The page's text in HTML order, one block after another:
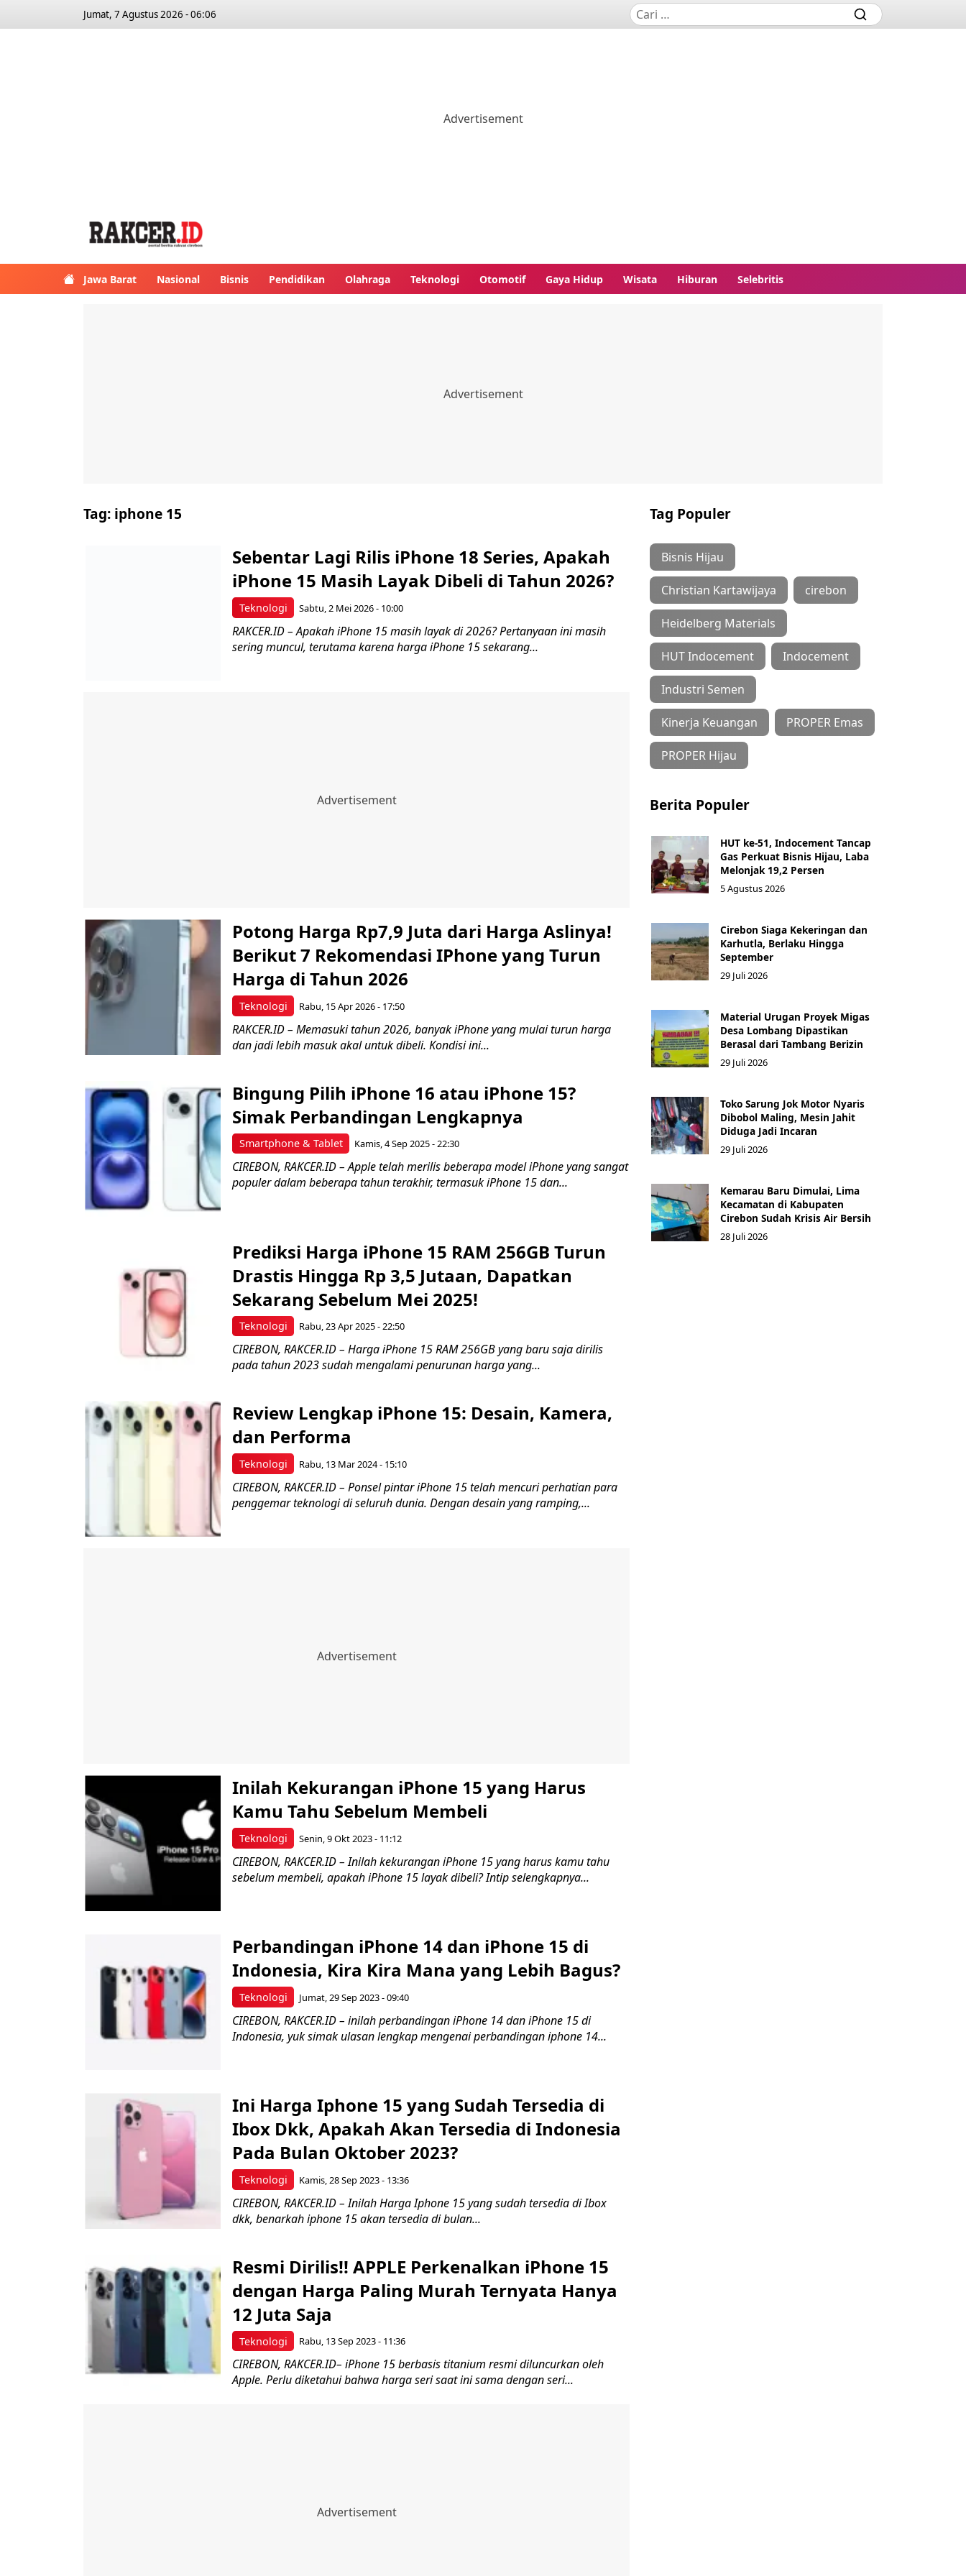
Jumat, 7 Agustus 2026 - 06:06
Jawa Barat Nasional Bisnis Pendidikan Olahraga Teknologi Otomotif Gaya Hidup Wisata Hiburan Selebritis
Tag: iphone 15
Teknologi
Sebentar Lagi Rilis iPhone 18 Series, Apakah
iPhone 15 Masih Layak Dibeli di Tahun 2026?
Sabtu, 2 Mei 2026 - 10:00
RAKCER.ID – Apakah iPhone 15 masih layak di 2026? Pertanyaan ini masih
sering muncul, terutama karena harga iPhone 15 sekarang...
Teknologi
Potong Harga Rp7,9 Juta dari Harga Aslinya!
Berikut 7 Rekomendasi IPhone yang Turun
Harga di Tahun 2026
Rabu, 15 Apr 2026 - 17:50
RAKCER.ID – Memasuki tahun 2026, banyak iPhone yang mulai turun harga
dan jadi lebih masuk akal untuk dibeli. Kondisi ini...
Smartphone & Tablet
Bingung Pilih iPhone 16 atau iPhone 15?
Simak Perbandingan Lengkapnya
Kamis, 4 Sep 2025 - 22:30
CIREBON, RAKCER.ID – Apple telah merilis beberapa model iPhone yang sangat
populer dalam beberapa tahun terakhir, termasuk iPhone 15 dan...
Teknologi
Prediksi Harga iPhone 15 RAM 256GB Turun
Drastis Hingga Rp 3,5 Jutaan, Dapatkan
Sekarang Sebelum Mei 2025!
Rabu, 23 Apr 2025 - 22:50
CIREBON, RAKCER.ID – Harga iPhone 15 RAM 256GB yang baru saja dirilis
pada tahun 2023 sudah mengalami penurunan harga yang...
Teknologi
Review Lengkap iPhone 15: Desain, Kamera,
dan Performa
Rabu, 13 Mar 2024 - 15:10
CIREBON, RAKCER.ID – Ponsel pintar iPhone 15 telah mencuri perhatian para
penggemar teknologi di seluruh dunia. Dengan desain yang ramping,...
Teknologi
Inilah Kekurangan iPhone 15 yang Harus
Kamu Tahu Sebelum Membeli
Senin, 9 Okt 2023 - 11:12
CIREBON, RAKCER.ID – Inilah kekurangan iPhone 15 yang harus kamu tahu
sebelum membeli, apakah iPhone 15 layak dibeli? Intip selengkapnya...
Teknologi
Perbandingan iPhone 14 dan iPhone 15 di
Indonesia, Kira Kira Mana yang Lebih Bagus?
Jumat, 29 Sep 2023 - 09:40
CIREBON, RAKCER.ID – inilah perbandingan iPhone 14 dan iPhone 15 di
Indonesia, yuk simak ulasan lengkap mengenai perbandingan iphone 14...
Teknologi
Ini Harga Iphone 15 yang Sudah Tersedia di
Ibox Dkk, Apakah Akan Tersedia di Indonesia
Pada Bulan Oktober 2023?
Kamis, 28 Sep 2023 - 13:36
CIREBON, RAKCER.ID – Inilah Harga Iphone 15 yang sudah tersedia di Ibox
dkk, benarkah iphone 15 akan tersedia di bulan...
Teknologi
Resmi Dirilis!! APPLE Perkenalkan iPhone 15
dengan Harga Paling Murah Ternyata Hanya
12 Juta Saja
Rabu, 13 Sep 2023 - 11:36
CIREBON, RAKCER.ID– iPhone 15 berbasis titanium resmi diluncurkan oleh
Apple. Perlu diketahui bahwa harga seri saat ini sama dengan seri...
Tag Populer
Bisnis Hijau
Christian Kartawijaya cirebon
Heidelberg Materials
HUT Indocement Indocement
Industri Semen
Kinerja Keuangan PROPER Emas
PROPER Hijau
Berita Populer
HUT ke-51, Indocement Tancap
Gas Perkuat Bisnis Hijau, Laba
Melonjak 19,2 Persen
5 Agustus 2026
Cirebon Siaga Kekeringan dan
Karhutla, Berlaku Hingga
September
29 Juli 2026
Material Urugan Proyek Migas
Desa Lombang Dipastikan
Berasal dari Tambang Berizin
29 Juli 2026
Toko Sarung Jok Motor Nyaris
Dibobol Maling, Mesin Jahit
Diduga Jadi Incaran
29 Juli 2026
Kemarau Baru Dimulai, Lima
Kecamatan di Kabupaten
Cirebon Sudah Krisis Air Bersih
28 Juli 2026